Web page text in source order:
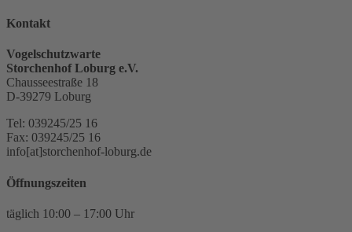
Kontakt
Vogelschutzwarte
Storchenhof Loburg e.V.
Chausseestraße 18
D-39279 Loburg
Tel: 039245/25 16
Fax: 039245/25 16
info[at]storchenhof-loburg.de
Öffnungszeiten
täglich 10:00 – 17:00 Uhr